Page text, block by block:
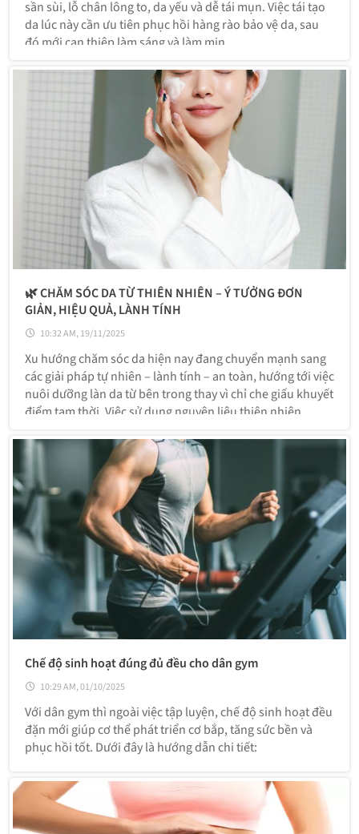
sần sùi, lỗ chân lông to, da yếu và dễ tái mụn. Việc tái tạo
da lúc này cần ưu tiên phục hồi hàng rào bảo vệ da, sau
đó mới can thiệp làm sáng và làm mịn.
🌿 CHĂM SÓC DA TỪ THIÊN NHIÊN – Ý TƯỞNG ĐƠN
GIẢN, HIỆU QUẢ, LÀNH TÍNH
10:32 AM, 19/11/2025
Xu hướng chăm sóc da hiện nay đang chuyển mạnh sang
các giải pháp tự nhiên – lành tính – an toàn, hướng tới việc
nuôi dưỡng làn da từ bên trong thay vì chỉ che giấu khuyết
điểm tạm thời. Việc sử dụng nguyên liệu thiên nhiên
giúp da khỏe hơn theo thời gian.
Chế độ sinh hoạt đúng đủ đều cho dân gym
10:29 AM, 01/10/2025
Với dân gym thì ngoài việc tập luyện, chế độ sinh hoạt đều
đặn mới giúp cơ thể phát triển cơ bắp, tăng sức bền và
phục hồi tốt. Dưới đây là hướng dẫn chi tiết: